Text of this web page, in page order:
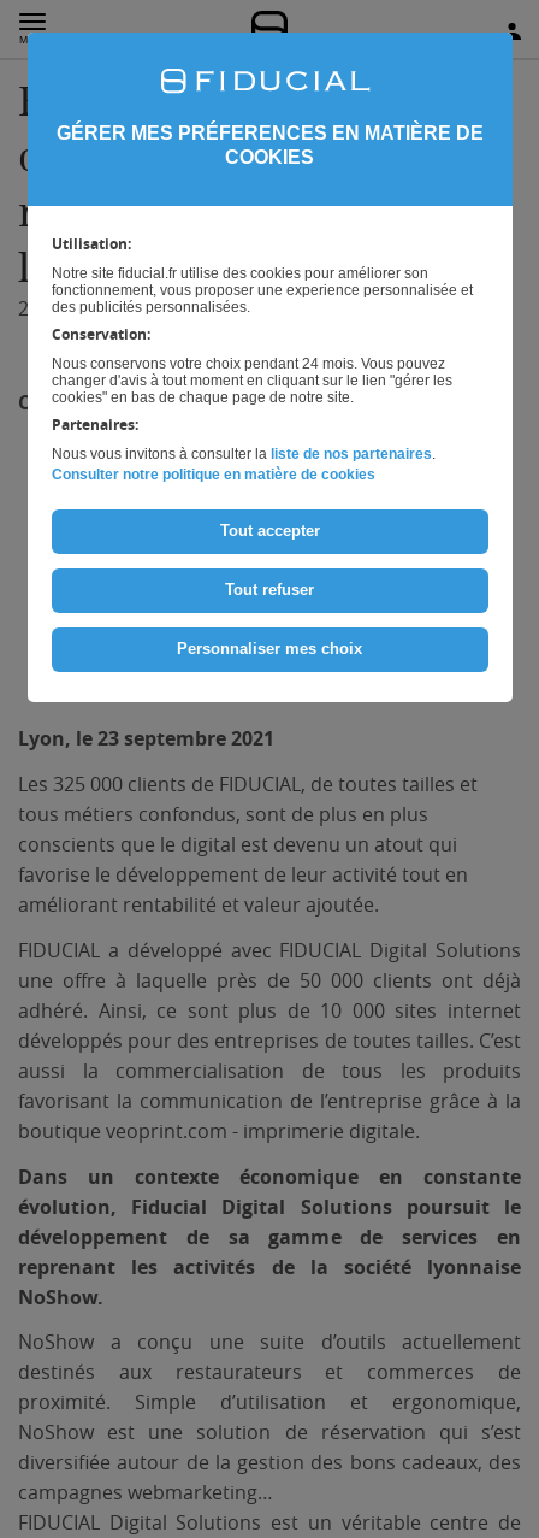
MENU
FIDUCIAL renforce son
offre digitale en
reprenant les activités de
la start-up NoShow
22/09/2021
COMMUNIQUE DE PRESSE
Lyon, le 23 septembre 2021
Les 325 000 clients de FIDUCIAL, de toutes tailles et
tous métiers confondus, sont de plus en plus
conscients que le digital est devenu un atout qui
favorise le développement de leur activité tout en
améliorant rentabilité et valeur ajoutée.
FIDUCIAL a développé avec FIDUCIAL Digital Solutions
une offre à laquelle près de 50 000 clients ont déjà
adhéré. Ainsi, ce sont plus de 10 000 sites internet
développés pour des entreprises de toutes tailles. C’est
aussi la commercialisation de tous les produits
favorisant la communication de l’entreprise grâce à la
boutique veoprint.com - imprimerie digitale.
Dans un contexte économique en constante
évolution, Fiducial Digital Solutions poursuit le
développement de sa gamme de services en
reprenant les activités de la société lyonnaise
NoShow.
NoShow a conçu une suite d’outils actuellement
destinés aux restaurateurs et commerces de
proximité. Simple d’utilisation et ergonomique,
NoShow est une solution de réservation qui s’est
diversifiée autour de la gestion des bons cadeaux, des
campagnes webmarketing…
FIDUCIAL Digital Solutions est un véritable centre de
GÉRER MES PRÉFERENCES EN MATIÈRE DE
COOKIES
Utilisation:
Notre site fiducial.fr utilise des cookies pour améliorer son
fonctionnement, vous proposer une experience personnalisée et
des publicités personnalisées.
Conservation:
Nous conservons votre choix pendant 24 mois. Vous pouvez
changer d'avis à tout moment en cliquant sur le lien "gérer les
cookies" en bas de chaque page de notre site.
Partenaires:
Nous vous invitons à consulter la liste de nos partenaires.
Consulter notre politique en matière de cookies
Tout accepter
Tout refuser
Personnaliser mes choix